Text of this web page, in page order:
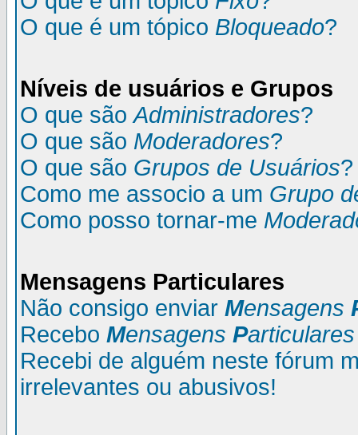
O que é um tópico Bloqueado?
Níveis de usuários e Grupos
O que sãoAdministradores?
O que são Moderadores?
O que são Grupos de Usuários?
Como me associo a um Grupo
Como posso tornar-me
Mensagens Particulares
Não consigo enviar Mensagens
Recebo Mensagens Particulares
Recebi de alguém neste fórum
irrelevantes ou abusivos!